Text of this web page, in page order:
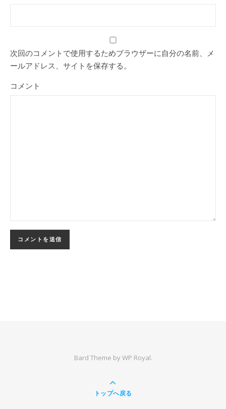
次回のコメントで使用するためブラウザーに自分の名前、メ
ールアドレス、サイトを保存する。
コメント
Bard Theme byWP Royal.
トップへ戻る